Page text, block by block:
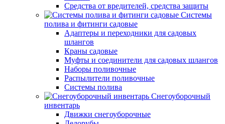
Средства от вредителей, средства защиты
Системы
полива и фитинги садовые
Адаптеры и переходники для садовых
шлангов
Краны садовые
Муфты и соединители для садовых шлангов
Наборы поливочные
Распылители поливочные
Системы полива
Снегоуборочный
инвентарь
Движки снегоуборочные